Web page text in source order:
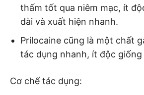
thấm tốt qua niêm mạc, ít
dài và xuất hiện nhanh.
Prilocaine cũng là một chất
tác dụng nhanh, ít độc giống
Cơ chế tác dụng: